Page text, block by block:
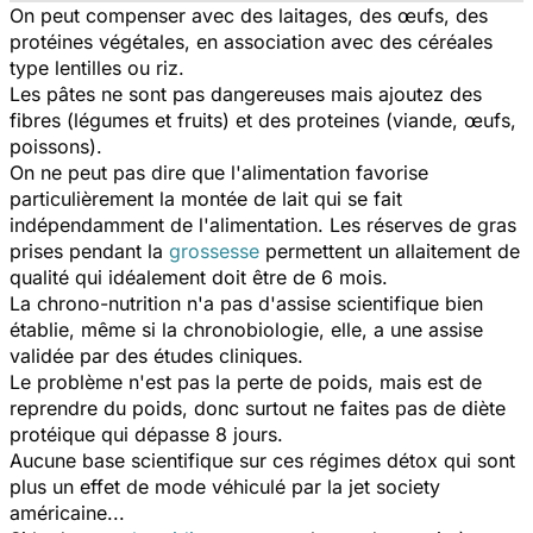
On peut compenser avec des laitages, des œufs, des
protéines végétales, en association avec des céréales
type lentilles ou riz.
Les pâtes ne sont pas dangereuses mais ajoutez des
fibres (légumes et fruits) et des proteines (viande, œufs,
poissons).
On ne peut pas dire que l'alimentation favorise
particulièrement la montée de lait qui se fait
indépendamment de l'alimentation. Les réserves de gras
prises pendant la grossesse permettent un allaitement de
qualité qui idéalement doit être de 6 mois.
La chrono-nutrition n'a pas d'assise scientifique bien
établie, même si la chronobiologie, elle, a une assise
validée par des études cliniques.
Le problème n'est pas la perte de poids, mais est de
reprendre du poids, donc surtout ne faites pas de diète
protéique qui dépasse 8 jours.
Aucune base scientifique sur ces régimes détox qui sont
plus un effet de mode véhiculé par la jet society
américaine...